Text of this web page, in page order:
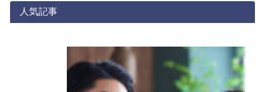
ゴ
リ
人気記事